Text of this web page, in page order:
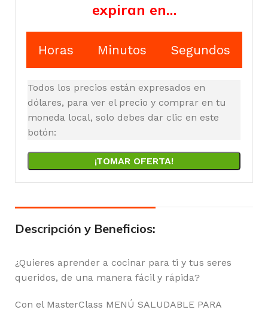
expiran en…
Horas Minutos Segundos
Todos los precios están expresados en
dólares, para ver el precio y comprar en tu
moneda local, solo debes dar clic en este
botón:
¡TOMAR OFERTA!
Descripción y Beneficios:
¿Quieres aprender a cocinar para ti y tus seres
queridos, de una manera fácil y rápida?
Con el MasterClass MENÚ SALUDABLE PARA